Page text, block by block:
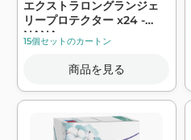
エクストラロングランジェ
リープロテクター x24 -
NANA
15個セットのカートン
商品を見る